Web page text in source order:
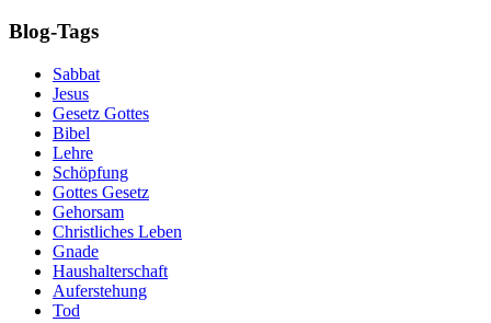
Blog-Tags
Sabbat
Jesus
Gesetz Gottes
Bibel
Lehre
Schöpfung
Gottes Gesetz
Gehorsam
Christliches Leben
Gnade
Haushalterschaft
Auferstehung
Tod